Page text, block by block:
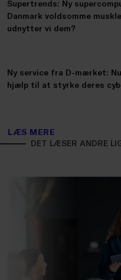
Supertrends: Ny
Danmark voldsomme
udnytter vi dem?
Ny service fra D-mærket: Nu
hjælp til at styrke deres
LÆS MERE
DET LÆSER ANDRE